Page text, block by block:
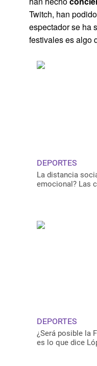
Twitch, han
espectador se ha
festivales es algo
DEPORTES
La distancia
emocional? Las
DEPORTES
¿Será posible la
es lo que dice